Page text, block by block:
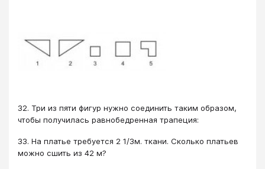
32. Три из пяти фигур нужно соединить таким образом,
чтобы получилась равнобедренная трапеция:
33. На платье требуется 2 1/3м. ткани. Сколько платьев
можно сшить из 42 м?